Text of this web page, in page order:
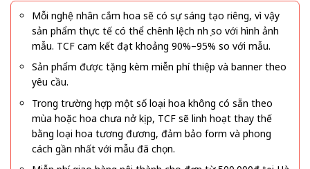
Mỗi nghệ nhân cắm hoa sẽ có sự sáng tạo riêng, vì vậy
sản phẩm thực tế có thể chênh lệch nhẹ so với hình ảnh
mẫu. TCF cam kết đạt khoảng 90%–95% so với mẫu.
Sản phẩm được tặng kèm miễn phí thiệp và banner theo
yêu cầu.
Trong trường hợp một số loại hoa không có sẵn theo
mùa hoặc hoa chưa nở kịp, TCF sẽ linh hoạt thay thế
bằng loại hoa tương đương, đảm bảo form và phong
cách gần nhất với mẫu đã chọn.